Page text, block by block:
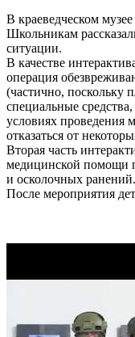
В краеведческом
Школьникам
ситуации.
В качестве
операция
(частично, поскольку
специальные
условиях проведения
отказаться от
Вторая часть
медицинской помощи
и осколочных ранений.
После мероприятия